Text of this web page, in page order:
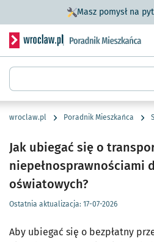
Masz pomysł na
Serwis informacyjny wroclaw.pl
Wyszukiwarka
wroclaw.pl Poradnik Mieszkańca
Jak ubiegać się o
niepełnosprawnościami
oświatowych?
Ostatnia aktualizacja: 17-07-2026
Aby ubiegać się o bezpłatny